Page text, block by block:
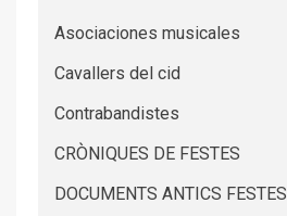
Asociaciones musicales
Cavallers del cid
Contrabandistes
CRÒNIQUES DE FESTES
DOCUMENTS ANTICS FESTES